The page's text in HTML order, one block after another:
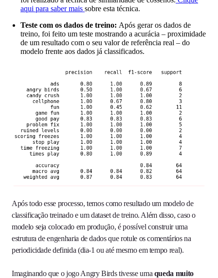
aqui para saber mais sobre esta técnica.
Teste com os dados de treino: Após gerar os dados de
treino, foi feito um teste mostrando a acurácia – proximidade
de um resultado com o seu valor de referência real – do
modelo frente aos dados já classificados.
Após todo esse processo, temos como resultado um modelo de
classificação treinado e um dataset de treino. Além disso, caso o
modelo seja colocado em produção, é possível construir uma
estrutura de engenharia de dados que rotule os comentários na
periodicidade definida (dia-1 ou até mesmo em tempo real).
Imaginando que o jogo Angry Birds tivesse uma queda muito